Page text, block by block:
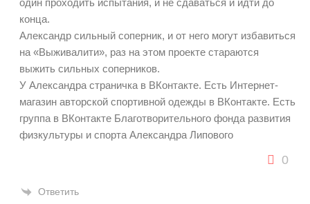
один проходить испытания, и не сдаваться и идти до
конца.
Александр сильный соперник, и от него могут избавиться
на «Выживалити», раз на этом проекте стараются
выжить сильных соперников.
У Александра страничка в ВКонтакте. Есть Интернет-
магазин авторской спортивной одежды в ВКонтакте. Есть
группа в ВКонтакте Благотворительного фонда развития
физкультуры и спорта Александра Липового
0
Ответить